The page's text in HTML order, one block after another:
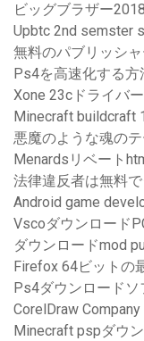
ビッグブラザー
Upbtc 2nd semster
無料のパブリッシ
Ps4を高速化する
Xone 23cドライバ
Minecraft buildcraft
悪魔のような魂の
Menardsリベート
法律違反者は無料
Android game
Vscoダウンロード
ダウンロードmod
Firefox 64ビットの
Ps4ダウンロード
CorelDraw
Minecraft pspダウ